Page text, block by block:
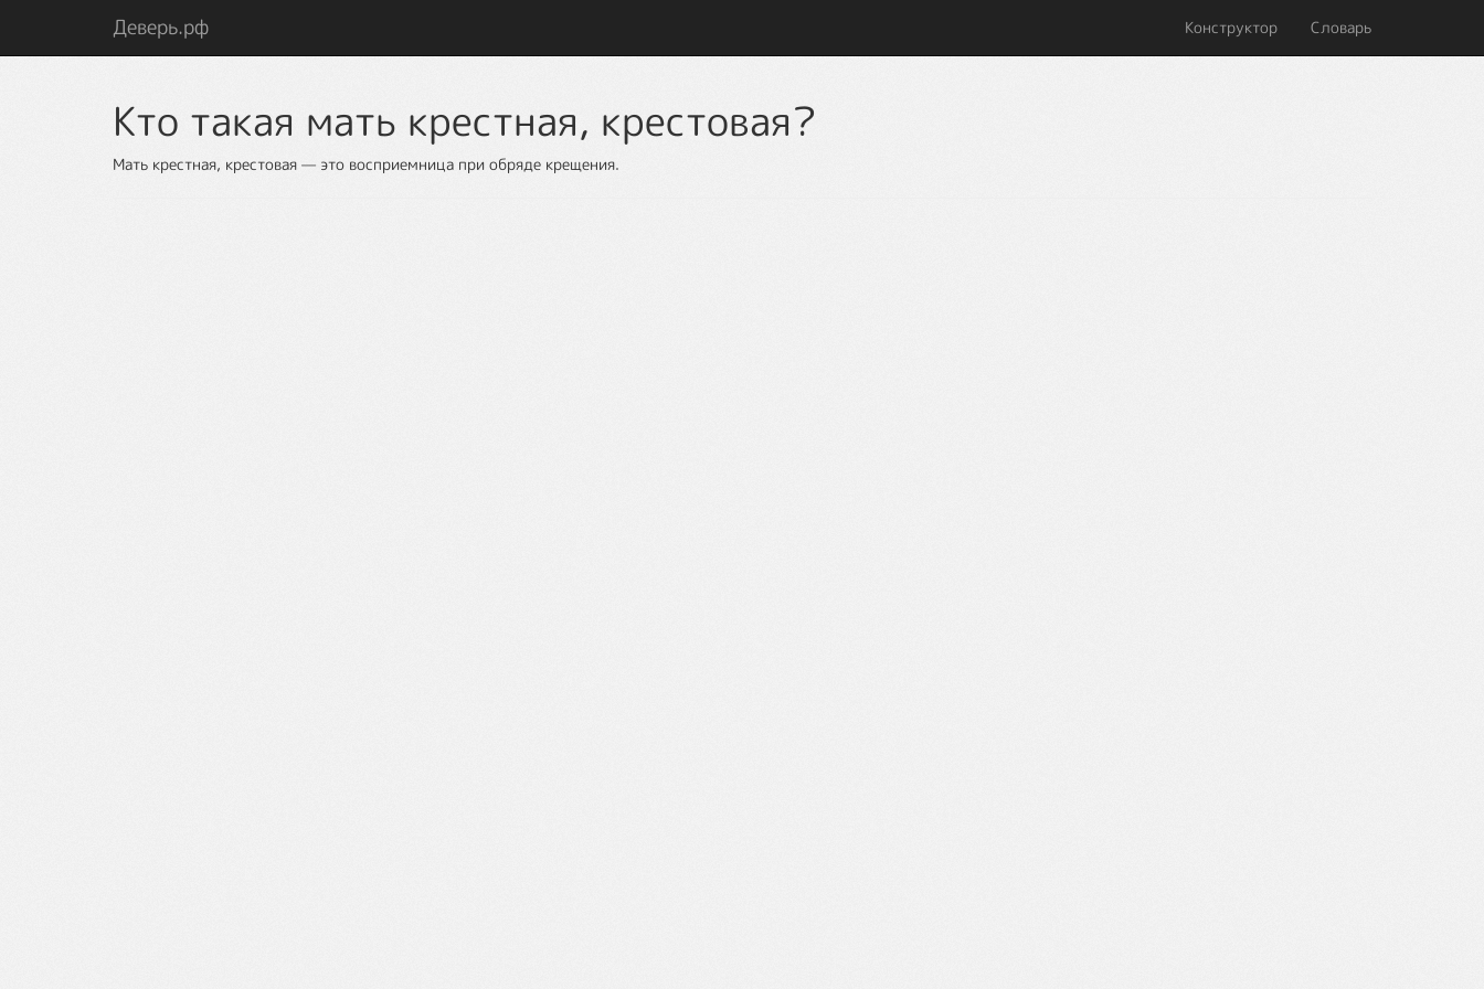
Деверь.рф Конструктор Словарь
Кто такая мать крестная, крестовая?
Мать крестная, крестовая — это восприемница при обряде крещения.